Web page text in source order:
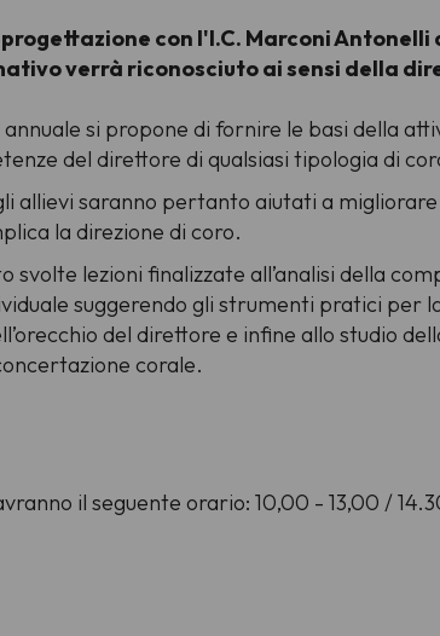
con l'I.C. Marconi
verrà riconosciuto ai sensi della
si propone di fornire le basi della
del direttore di qualsiasi tipologia di
allievi saranno pertanto aiutati a
la direzione di coro.
svolte lezioni finalizzate all’analisi della
suggerendo gli strumenti pratici
del direttore e infine allo studio
corale.
il seguente orario: 10,00 - 13,00 /